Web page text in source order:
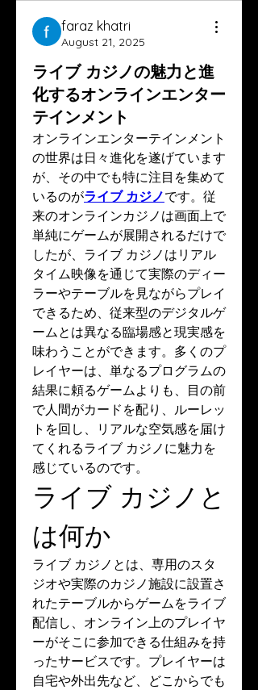
faraz khatri
August 21, 2025
ライブ カジノの魅力と進
化するオンラインエンター
テインメント
オンラインエンターテインメント
の世界は日々進化を遂げています
が、その中でも特に注目を集めて
いるのがライブ カジノです。従
来のオンラインカジノは画面上で
単純にゲームが展開されるだけで
したが、ライブ カジノはリアル
タイム映像を通じて実際のディー
ラーやテーブルを見ながらプレイ
できるため、従来型のデジタルゲ
ームとは異なる臨場感と現実感を
味わうことができます。多くのプ
レイヤーは、単なるプログラムの
結果に頼るゲームよりも、目の前
で人間がカードを配り、ルーレッ
トを回し、リアルな空気感を届け
てくれるライブ カジノに魅力を
感じているのです。
ライブ カジノと
は何か
ライブ カジノとは、専用のスタ
ジオや実際のカジノ施設に設置さ
れたテーブルからゲームをライブ
配信し、オンライン上のプレイヤ
ーがそこに参加できる仕組みを持
ったサービスです。プレイヤーは
自宅や外出先など、どこからでも